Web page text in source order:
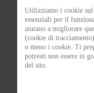
Test Silence S02
Utilizziamo i cookie sul
essenziali per il
aiutano a migliorare
(cookie di
o meno i cookie. Ti
potresti non essere in
del sito.